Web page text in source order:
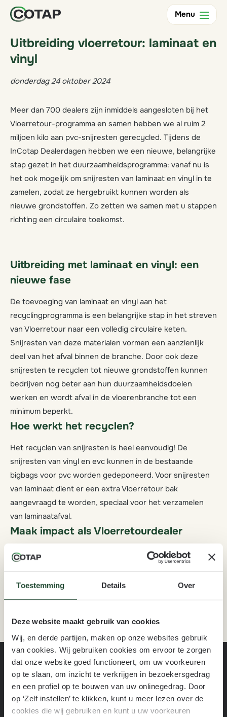
Toestemming Details Over
Deze website maakt gebruik van cookies
Wij, en derde partijen, maken op onze websites gebruik
van cookies. Wij gebruiken cookies om ervoor te zorgen
dat onze website goed functioneert, om uw voorkeuren
op te slaan, om inzicht te verkrijgen in bezoekersgedrag
en een profiel op te bouwen van uw onlinegedrag. Door
op ‘Zelf instellen’ te klikken, kunt u meer lezen over de
cookies die wij gebruiken en kunt u uw voorkeuren
Menu
Terug
Uitbreiding vloerretour: laminaat en
vinyl
donderdag 24 oktober 2024
Meer dan 700 dealers zijn inmiddels aangesloten bij het
Vloerretour-programma en samen hebben we al ruim 2
miljoen kilo aan pvc-snijresten gerecycled. Tijdens de
InCotap Dealerdagen hebben we een nieuwe, belangrijke
stap gezet in het duurzaamheidsprogramma: vanaf nu is
het ook mogelijk om snijresten van laminaat en vinyl in te
zamelen, zodat ze hergebruikt kunnen worden als
nieuwe grondstoffen. Zo zetten we samen met u stappen
richting een circulaire toekomst.
Uitbreiding met laminaat en vinyl: een
nieuwe fase
De toevoeging van laminaat en vinyl aan het
recyclingprogramma is een belangrijke stap in het streven
van Vloerretour naar een volledig circulaire keten.
Snijresten van deze materialen vormen een aanzienlijk
deel van het afval binnen de branche. Door ook deze
snijresten te recyclen tot nieuwe grondstoffen kunnen
bedrijven nog beter aan hun duurzaamheidsdoelen
werken en wordt afval in de vloerenbranche tot een
minimum beperkt.
Hoe werkt het recyclen?
Het recyclen van snijresten is heel eenvoudig! De
snijresten van vinyl en evc kunnen in de bestaande
bigbags voor pvc worden gedeponeerd. Voor snijresten
van laminaat dient er een extra Vloerretour bak
aangevraagd te worden, speciaal voor het verzamelen
van laminaatafval.
Maak impact als Vloerretourdealer
Maak samen met ons de wereld een stukje groener en
meld u aan als Vloerretourdealer. Met Vloerretour halen
we vloerafval en snijresten kosteloos op en recyclen we
Vloerretourdealer worden? Meld u dan snel aan via
link.